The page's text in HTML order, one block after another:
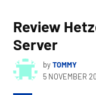
Review
Server
byTOMMY
5 NOVEMBER